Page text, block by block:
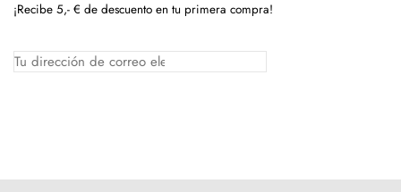
¡Recibe 5,- € de descuento en tu primera compra!